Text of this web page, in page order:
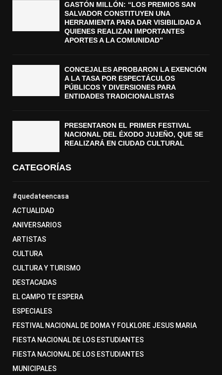
GASTÓN MILLÓN: “LOS PREMIOS SAN
SALVADOR CONSTITUYEN UNA
HERRAMIENTA PARA DAR VISIBILIDAD A
QUIENES REALIZAN IMPORTANTES
APORTES A LA COMUNIDAD”
CONCEJALES APROBARON LA EXENCIÓN
A LA TASA POR ESPECTÁCULOS
PÚBLICOS Y DIVERSIONES PARA
ENTIDADES TRADICIONALISTAS
PRESENTARON EL PRIMER FESTIVAL
NACIONAL DEL ÉXODO JUJEÑO, QUE SE
REALIZARÁ EN CIUDAD CULTURAL
CATEGORÍAS
#quedateencasa
ACTUALIDAD
ANIVERSARIOS
ARTISTAS
CULTURA
CULTURA Y TURISMO
DESTACADAS
EL CAMPO TE ESPERA
ESPECIALES
FESTIVAL NACIONAL DE DOMA Y FOLKLORE JESUS MARIA
FIESTA NACIONAL DE LOS ESTUDIANTES
FIESTA NACIONAL DE LOS ESTUDIANTES
MUNICIPALES